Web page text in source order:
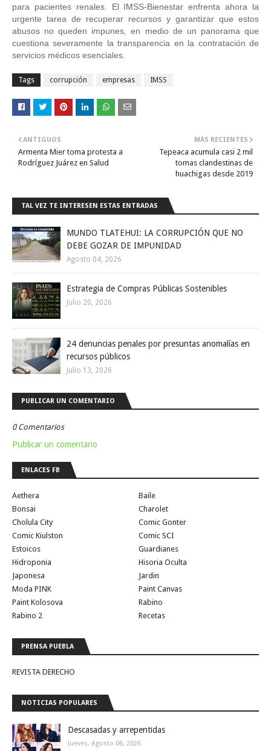
para pacientes renales. El IMSS-Bienestar enfrenta ahora la
urgente tarea de recuperar recursos y garantizar que estos
abusos no queden impunes, en medio de un panorama que
cuestiona severamente la transparencia en la contratación de
servicios médicos esenciales.
Tags corrupción empresas IMSS
MÁS RECIENTES
Tepeaca acumula casi 2 mil
tomas clandestinas de
huachigas desde 2019
ANTIGUOS
Armenta Mier toma protesta a
Rodríguez Juárez en Salud
TAL VEZ TE INTERESEN ESTAS ENTRADAS
MUNDO TLATEHUI: LA CORRUPCIÓN QUE NO
DEBE GOZAR DE IMPUNIDAD
Agosto 04, 2026
Estrategia de Compras Públicas Sostenibles
Julio 20, 2026
24 denuncias penales por presuntas anomalías en
recursos públicos
Julio 13, 2026
PUBLICAR UN COMENTARIO
0 Comentarios
Publicar un comentario
ENLACES FB
Aethera
Baile
Bonsai
Charolet
Cholula City
Comic Gonter
Comic Kiulston
Comic SCI
Estoicos
Guardianes
Hidroponia
Hisoria Oculta
Japonesa
Jardin
Moda PINK
Paint Canvas
Paint Kolosova
Rabino
Rabino 2
Recetas
PRENSA PUEBLA
REVISTA DERECHO
NOTICIAS POPULARES
Descasadas y arrepentidas
Jueves, Agosto 06, 2026